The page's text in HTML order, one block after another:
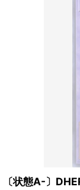
〔状態A-〕